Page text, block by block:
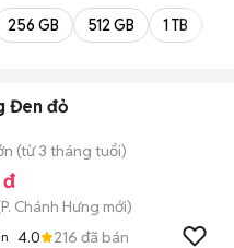
256 GB 512 GB 1 TB
Đen đỏ
(từ 3 tháng tuổi)
P. Chánh Hưng mới)
4.0 216 đã bán